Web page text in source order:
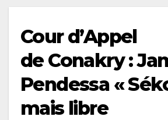
Cour d’Appel
de Conakry :
Pendessa «
mais libre